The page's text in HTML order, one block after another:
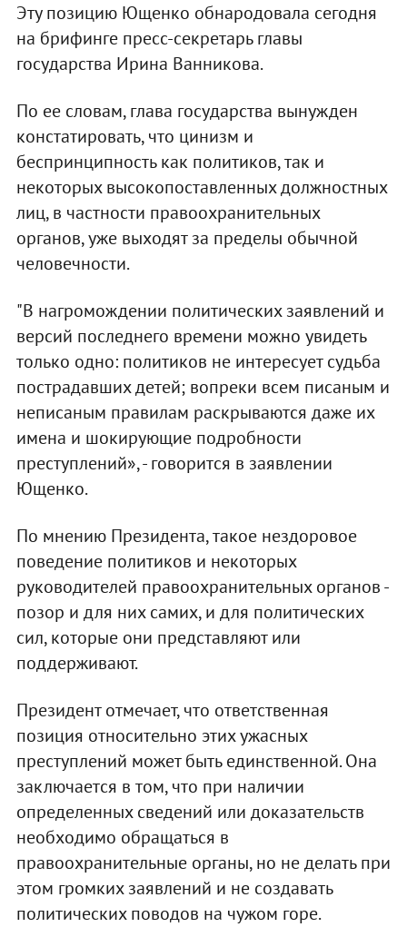
Эту позицию Ющенко обнародовала сегодня
на брифинге пресс-секретарь главы
государства Ирина Ванникова.
По ее словам, глава государства вынужден
констатировать, что цинизм и
беспринципность как политиков, так и
некоторых высокопоставленных должностных
лиц, в частности правоохранительных
органов, уже выходят за пределы обычной
человечности.
"В нагромождении политических заявлений и
версий последнего времени можно увидеть
только одно: политиков не интересует судьба
пострадавших детей; вопреки всем писаным и
неписаным правилам раскрываются даже их
имена и шокирующие подробности
преступлений», - говорится в заявлении
Ющенко.
По мнению Президента, такое нездоровое
поведение политиков и некоторых
руководителей правоохранительных органов -
позор и для них самих, и для политических
сил, которые они представляют или
поддерживают.
Президент отмечает, что ответственная
позиция относительно этих ужасных
преступлений может быть единственной. Она
заключается в том, что при наличии
определенных сведений или доказательств
необходимо обращаться в
правоохранительные органы, но не делать при
этом громких заявлений и не создавать
политических поводов на чужом горе.